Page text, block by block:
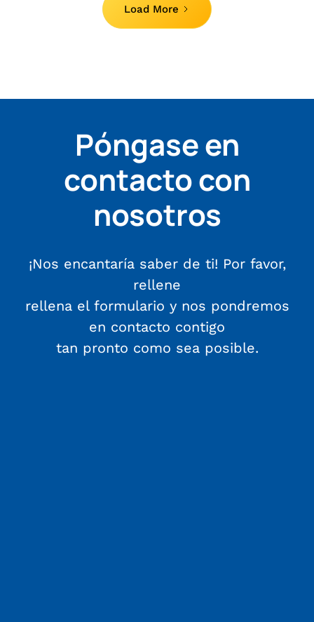
Load More
Póngase en
contacto con
nosotros
¡Nos encantaría saber de ti! Por favor,
rellene
rellena el formulario y nos pondremos
en contacto contigo
tan pronto como sea posible.